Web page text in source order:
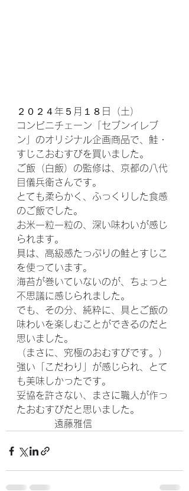
２０２４年５月１８日（土）
コンビニチェーン「セブンイレブ
ン」のオリジナル企画商品で、鮭・
すじこおむすびを買いました。
ご飯（白飯）の監修は、京都の八代
目儀兵衛さんです。
とても柔らかく、ふっくりした食感
のご飯でした。
お米一粒一粒の、深い味わいが感じ
られます。
具は、高級感たっぷりの鮭とすじこ
を使っています。
海苔が巻いていないのが、ちょっと
不思議に感じられました。
でも、その分、純粋に、具とご飯の
味わいを楽しむことができるのだと
思いました。
（まさに、究極のおむすびです。）
強い「こだわり」が感じられ、とて
も美味しかったです。
妥協を許さない、まさに職人が作っ
たおむすびだと思いました。
遠藤雅信